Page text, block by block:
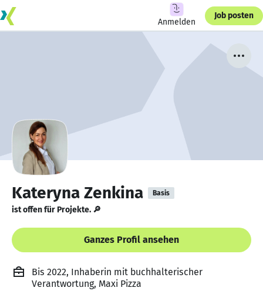
Anmelden
Job posten
Kateryna Zenkina Basis
ist offen für Projekte. 🔎
Ganzes Profil ansehen
Bis 2022, Inhaberin mit buchhalterischer
Verantwortung, Maxi Pizza